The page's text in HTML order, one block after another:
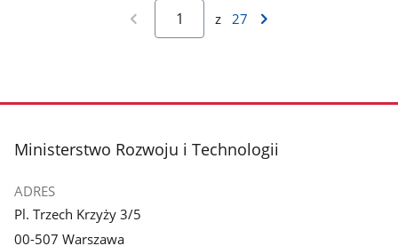
z 27
stopka
Ministerstwo Rozwoju i Technologii
ADRES
Pl. Trzech Krzyży 3/5
00-507 Warszawa